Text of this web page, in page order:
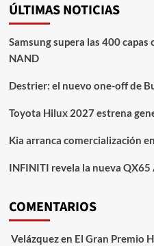
ÚLTIMAS NOTICIAS
Samsung supera las 400
NAND
Destrier: el nuevo one-off de
Toyota Hilux 2027 estrena
Kia arranca comercialización
INFINITI revela la nueva
COMENTARIOS
Velázquezen El Gran Premio